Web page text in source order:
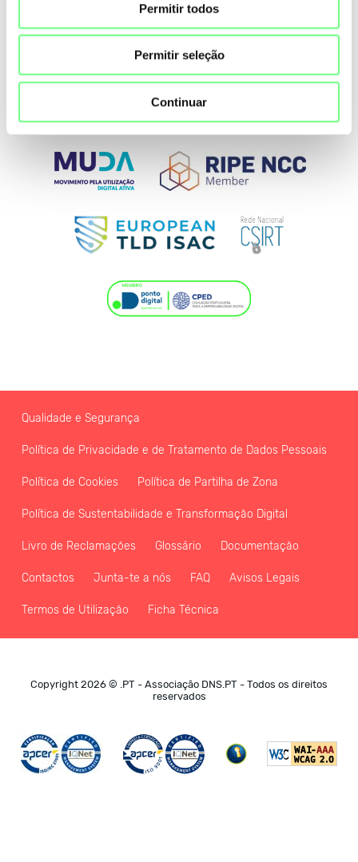
Permitir todos
Permitir seleção
Continuar
Qualidade e Segurança
Política de Privacidade e de Tratamento de Dados Pessoais
Política de Cookies Política de Partilha de Zona
Política de Sustentabilidade e Transformação Digital
Livro de Reclamações Glossário Documentação
Contactos Junta-te a nós FAQ Avisos Legais
Termos de Utilização Ficha Técnica
Copyright 2026 © .PT - Associação DNS.PT - Todos os direitos
reservados